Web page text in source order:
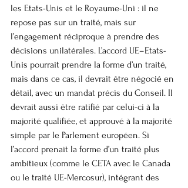
les Etats-Unis et le Royaume-Uni : il ne
repose pas sur un traité, mais sur
l’engagement réciproque à prendre des
décisions unilatérales. L’accord UE–Etats-
Unis pourrait prendre la forme d’un traité,
mais dans ce cas, il devrait être négocié en
détail, avec un mandat précis du Conseil. Il
devrait aussi être ratifié par celui-ci à la
majorité qualifiée, et approuvé à la majorité
simple par le Parlement européen. Si
l’accord prenait la forme d’un traité plus
ambitieux (comme le CETA avec le Canada
ou le traité UE-Mercosur), intégrant des